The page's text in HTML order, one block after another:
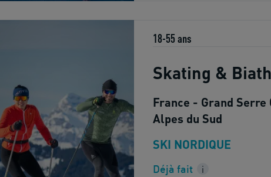
18-55 ans
Skating &
France - Grand
Alpes du Sud
SKI NORDIQUE
Déjà fait i